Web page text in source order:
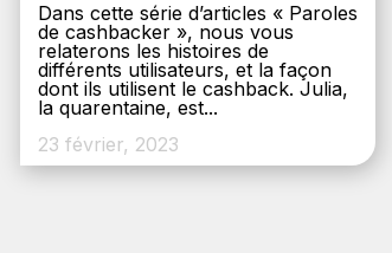
Dans cette série d’articles « Paroles
de cashbacker », nous vous
relaterons les histoires de
différents utilisateurs, et la façon
dont ils utilisent le cashback. Julia,
la quarentaine, est...
23 février, 2023